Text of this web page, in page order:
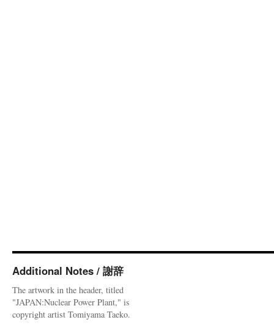
Additional Notes / 謝辞
The artwork in the header, titled
"JAPAN:Nuclear Power Plant," is
copyright artist Tomiyama Taeko.